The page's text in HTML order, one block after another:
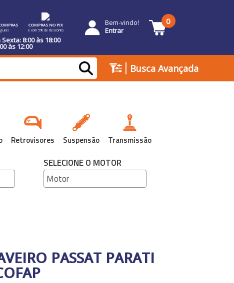
COMPRAS NO PIX
e com 5% de desconto
8:00 às 18:00
às 12:00
Bem-vindo!
Entrar
0
| Busca Avançada
Retrovisores Suspensão Transmissão
SELECIONE O MOTOR
PASSAT PARATI